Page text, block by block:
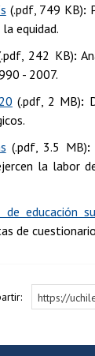
(.pdf, 749 KB):
equidad.
242 KB):
- 2007.
(.pdf, 2 MB):
(.pdf, 3.5 MB):
la labor
educación
de
https://